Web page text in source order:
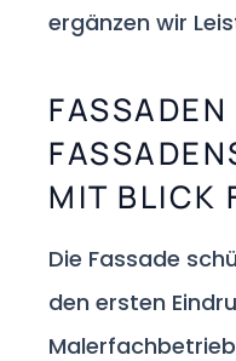
ergänzen wir
MIT BLICK
Die Fassade
den ersten